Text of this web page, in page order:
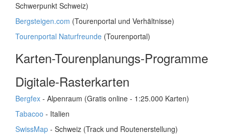
Schwerpunkt Schweiz)
Bergsteigen.com (Tourenportal und Verhältnisse)
Tourenportal Naturfreunde (Tourenportal)
Karten-Tourenplanungs-Programme
Digitale-Rasterkarten
Bergfex - Alpenraum (Gratis online - 1:25.000 Karten)
Tabacoo - Italien
SwissMap - Schweiz (Track und Routenerstellung)